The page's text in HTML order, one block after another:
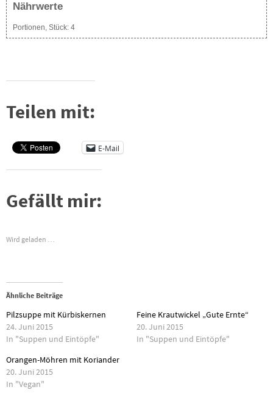
Nährwerte
Portionen, Stück: 4
Teilen mit:
E-Mail
Gefällt mir:
Wird geladen …
Ähnliche Beiträge
Pilzsuppe mit Kürbiskernen
24. Juni 2015
In "Suppen und Eintöpfe"
Feine Krautwickel „Gute Ernte“
20. Juni 2015
In "Suppen und Eintöpfe"
Orangen-Möhren mit Koriander
20. Juni 2015
In "Vegan"